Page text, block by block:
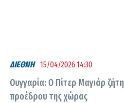
ΔΙΕΘΝΗ 15/04/2026 14:30
Ουγγαρία: Ο Πίτερ Μαγιάρ
προέδρου της χώρας